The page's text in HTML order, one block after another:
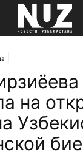
на